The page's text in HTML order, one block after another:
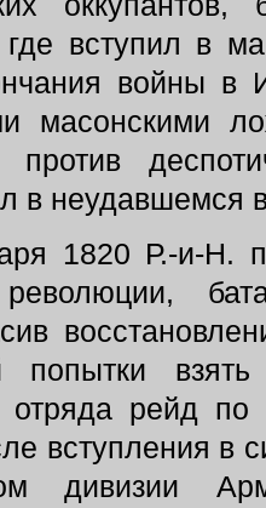
вступил в
войны в
масонскими
против
в неудавшемся
1820 Р.-и-Н.
попытки
отряда рейд
вступления в
дивизии